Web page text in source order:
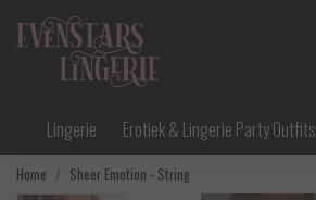
Lingerie Erotiek & Lingerie Party Outfits
Home Sheer Emotion - String